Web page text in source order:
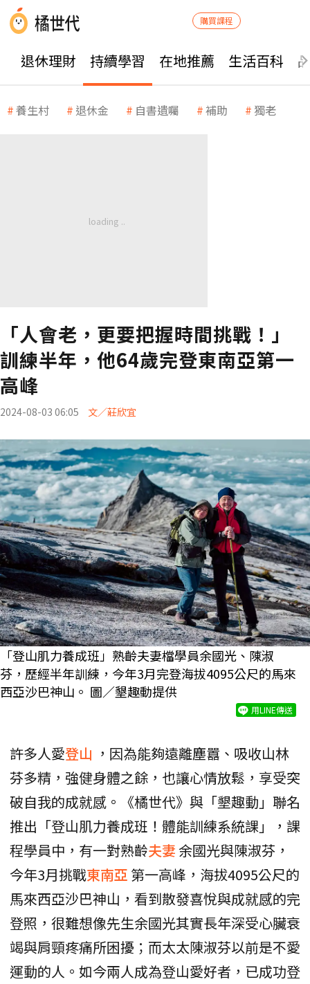
購買課程
退休理財 持續學習 在地推薦 生活百科
養生村 退休金 自書遺囑 補助 獨老
「人會老，更要把握時間挑戰！」
訓練半年，他64歲完登東南亞第一
高峰
2024-08-03 06:05 文／莊欣宜
「登山肌力養成班」熟齡夫妻檔學員余國光、陳淑
芬，歷經半年訓練，今年3月完登海拔4095公尺的馬來
西亞沙巴神山。 圖／墾趣動提供
用LINE傳送
許多人愛登山 ，因為能夠遠離塵囂、吸收山林
芬多精，強健身體之餘，也讓心情放鬆，享受突
破自我的成就感。《橘世代》與「墾趣動」聯名
推出「登山肌力養成班！體能訓練系統課」，課
程學員中，有一對熟齡夫妻余國光與陳淑芬，
今年3月挑戰東南亞 第一高峰，海拔4095公尺的
馬來西亞沙巴神山，看到散發喜悅與成就感的完
登照，很難想像先生余國光其實長年深受心臟衰
竭與肩頸疼痛所困擾；而太太陳淑芬以前是不愛
運動的人。如今兩人成為登山愛好者，已成功登